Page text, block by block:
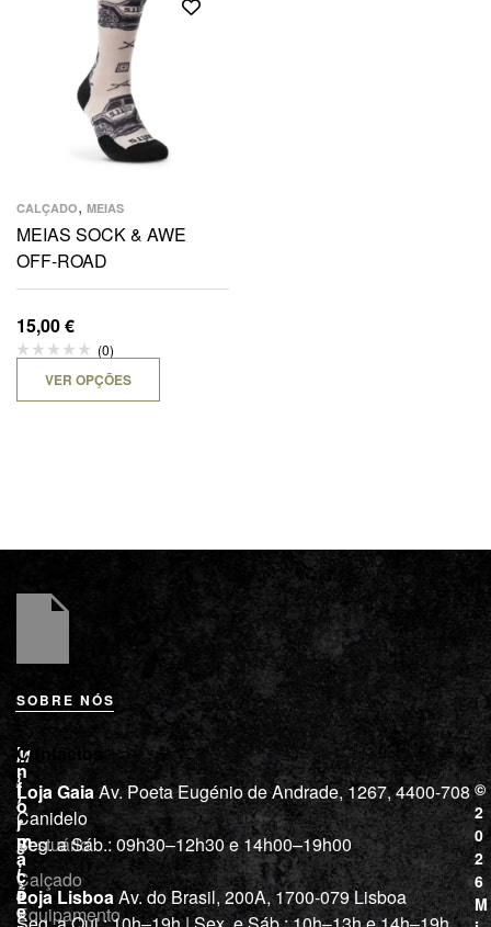
CALÇADO, MEIAS
MEIAS SOCK & AWE
OFF-ROAD
15,00€
(0)
VER OPÇÕES
SOBRE NÓS
M
i
l
í
c
i
a
“
L
o
j
a
Vestuário
Calçado
Equipamento
I
n
f
o
r
m
a
ç
õ
e
Contactos
Loja GaiaAv. Poeta Eugénio de Andrade, 1267, 4400-708
Canidelo
Seg. a Sáb.: 09h30–12h30 e 14h00–19h00
Loja LisboaAv. do Brasil, 200A, 1700-079 Lisboa
©
2
0
2
6
M